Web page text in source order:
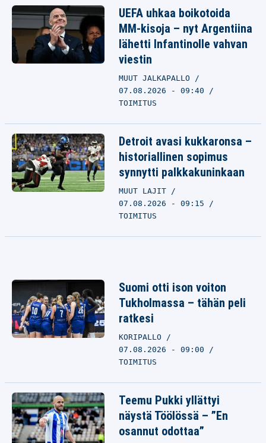
UEFA uhkaa boikotoida
MM-kisoja – nyt Argentiina
lähetti Infantinolle vahvan
viestin
MUUT JALKAPALLO
07.08.2026 - 09:40
TOIMITUS
Detroit avasi kukkaronsa –
historiallinen sopimus
synnytti palkkakuninkaan
MUUT LAJIT
07.08.2026 - 09:15
TOIMITUS
Suomi otti ison voiton
Tukholmassa – tähän peli
ratkesi
KORIPALLO
07.08.2026 - 09:00
TOIMITUS
Teemu Pukki yllättyi
näystä Töölössä – ”En
osannut odottaa”